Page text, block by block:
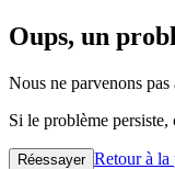
Oups, un
Nous ne parvenons
Si le problème persiste,
Réessayer Retour à la